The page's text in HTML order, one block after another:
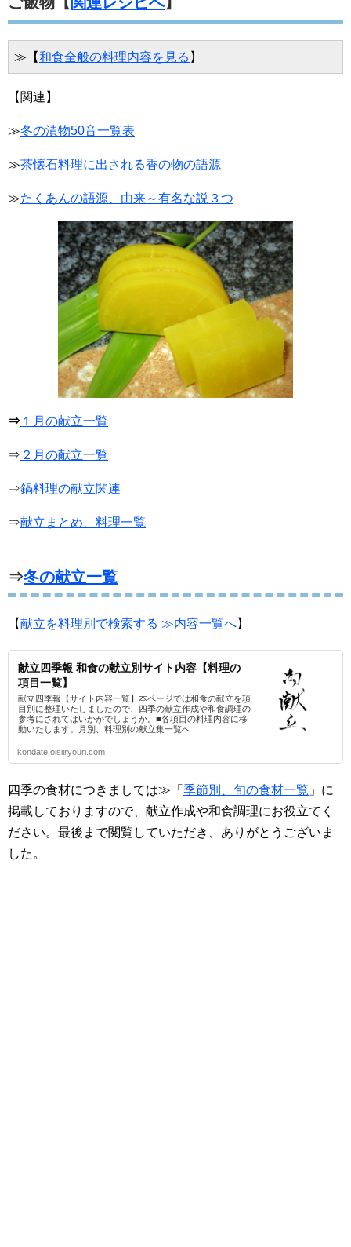
≫【和食全般の料理内容を見る 】
【関連】
≫冬の漬物50音一覧表
≫茶懐石料理に出される香の物の語源
≫たくあんの語源、由来～有名な説３つ
⇒ １月の献立一覧
⇒ ２月の献立一覧
⇒鍋料理の献立関連
⇒献立まとめ、料理一覧
⇒冬の献立一覧
【献立を料理別で検索する ≫内容一覧へ】
献立四季報 和食の献立別サイト内容【料理の
項目一覧】
献立四季報【サイト内容一覧】本ページでは和食の献立を項
目別に整理いたしましたので、四季の献立作成や和食調理の
参考にされてはいかがでしょうか。■各項目の料理内容に移
動いたします。月別、料理別の献立集一覧へ
kondate.oisiiryouri.com
四季の食材につきましては≫「 季節別、旬の食材一覧 」に
掲載しておりますので、献立作成や和食調理にお役立てく
ださい。 最後まで閲覧していただき、ありがとうございま
した。